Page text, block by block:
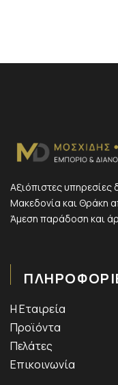
Αξιόπιστες υπηρεσίες
Μακεδονία και Θράκη
Άμεση παράδοση και
Η Εταιρεία
Προϊόντα
Πελάτες
Επικοινωνία